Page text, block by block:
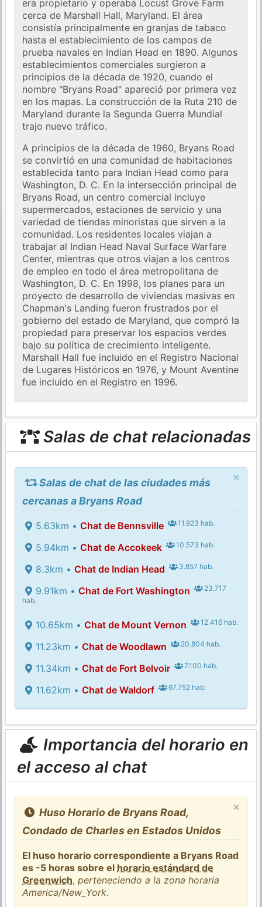
era propietario y operaba Locust Grove Farm
cerca de Marshall Hall, Maryland. El área
consistía principalmente en granjas de tabaco
hasta el establecimiento de los campos de
prueba navales en Indian Head en 1890. Algunos
establecimientos comerciales surgieron a
principios de la década de 1920, cuando el
nombre "Bryans Road" apareció por primera vez
en los mapas. La construcción de la Ruta 210 de
Maryland durante la Segunda Guerra Mundial
trajo nuevo tráfico.
A principios de la década de 1960, Bryans Road
se convirtió en una comunidad de habitaciones
establecida tanto para Indian Head como para
Washington, D. C. En la intersección principal de
Bryans Road, un centro comercial incluye
supermercados, estaciones de servicio y una
variedad de tiendas minoristas que sirven a la
comunidad. Los residentes locales viajan a
trabajar al Indian Head Naval Surface Warfare
Center, mientras que otros viajan a los centros
de empleo en todo el área metropolitana de
Washington, D. C. En 1998, los planes para un
proyecto de desarrollo de viviendas masivas en
Chapman's Landing fueron frustrados por el
gobierno del estado de Maryland, que compró la
propiedad para preservar los espacios verdes
bajo su política de crecimiento inteligente.
Marshall Hall fue incluido en el Registro Nacional
de Lugares Históricos en 1976, y Mount Aventine
fue incluido en el Registro en 1996.
Salas de chat relacionadas
×
Salas de chat de las ciudades más
cercanas a Bryans Road
5.63km • Chat de Bennsville 11.923 hab.
5.94km • Chat de Accokeek 10.573 hab.
8.3km • Chat de Indian Head 3.857 hab.
9.91km • Chat de Fort Washington
23.717
hab.
10.65km • Chat de Mount Vernon 12.416 hab.
11.23km • Chat de Woodlawn 20.804 hab.
11.34km • Chat de Fort Belvoir 7.100 hab.
11.62km • Chat de Waldorf 67.752 hab.
Importancia del horario en
el acceso al chat
×
Huso Horario de Bryans Road,
Condado de Charles en Estados Unidos
El huso horario correspondiente a Bryans Road
es -5 horas sobre el horario estándard de
Greenwich,perteneciendo a la zona horaria
America/New_York.